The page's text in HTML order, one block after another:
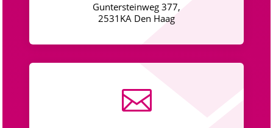
Guntersteinweg 377,
2531KA Den Haag
